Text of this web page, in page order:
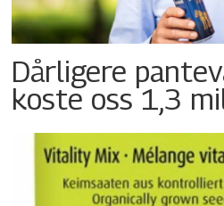
Dårligere
koste oss 1,3